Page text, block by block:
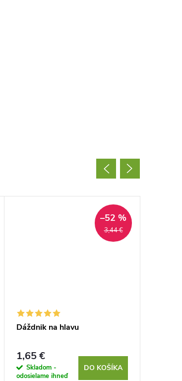
3,44 €
–52 %
Dáždnik na hlavu
1,65 €
Skladom -
odosielame ihneď
DO KOŠÍKA